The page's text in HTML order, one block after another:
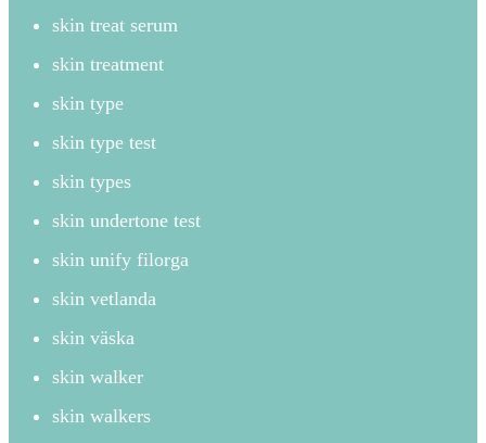
skin treat serum
skin treatment
skin type
skin type test
skin types
skin undertone test
skin unify filorga
skin vetlanda
skin väska
skin walker
skin walkers